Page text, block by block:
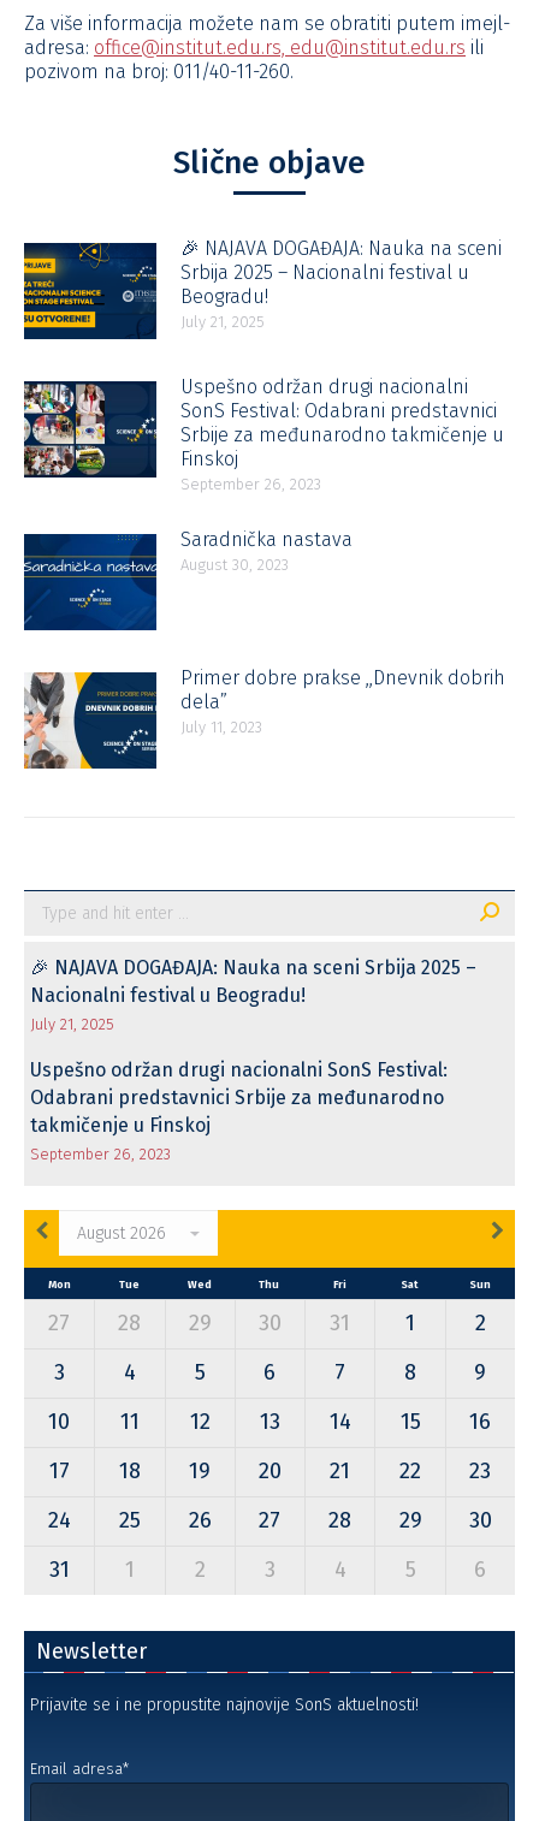
Za više informacija možete nam se obratiti putem imejl-
adresa: office@institut.edu.rs, edu@institut.edu.rs ili
pozivom na broj: 011/40-11-260.
Slične objave
🎉 NAJAVA DOGAĐAJA: Nauka na sceni
Srbija 2025 – Nacionalni festival u
Beogradu!
July 21, 2025
Uspešno održan drugi nacionalni
SonS Festival: Odabrani predstavnici
Srbije za međunarodno takmičenje u
Finskoj
September 26, 2023
Saradnička nastava
August 30, 2023
Primer dobre prakse ,,Dnevnik dobrih
dela”
July 11, 2023
Search:
🎉 NAJAVA DOGAĐAJA: Nauka na sceni Srbija 2025 –
Nacionalni festival u Beogradu!
July 21, 2025
Uspešno održan drugi nacionalni SonS Festival:
Odabrani predstavnici Srbije za međunarodno
takmičenje u Finskoj
September 26, 2023
Mon Tue Wed Thu Fri Sat Sun
27 28 29 30 31 1
2
3
4 5 6 7 8
9
10
11 12 13 14 15
16
17
18 19 20 21 22
23
24
25 26 27 28 29
30
31
1 2 3 4 5 6
Newsletter
Prijavite se i ne propustite najnovije SonS aktuelnosti!
Email adresa*